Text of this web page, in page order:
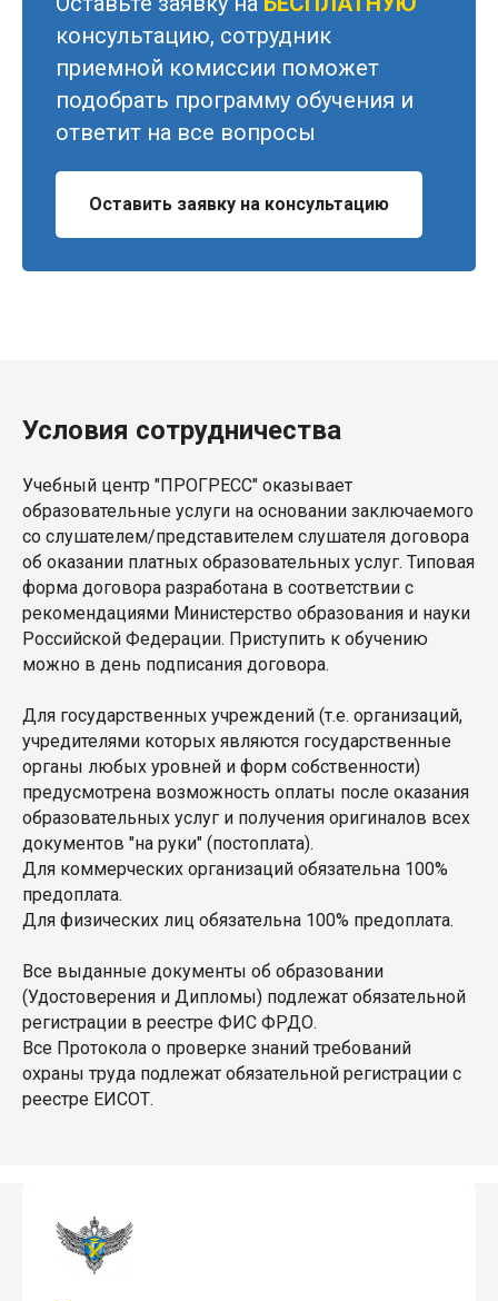
консультацию, сотрудник
приемной комиссии поможет
подобрать программу обучения и
ответит на все вопросы
Оставить заявку на консультацию
Условия сотрудничества
Учебный центр "ПРОГРЕСС" оказывает
образовательные услуги на основании заключаемого
со слушателем/представителем слушателя договора
об оказании платных образовательных услуг. Типовая
форма договора разработана в соответствии с
рекомендациями Министерство образования и науки
Российской Федерации. Приступить к обучению
можно в день подписания договора.
Для государственных учреждений (т.е. организаций,
учредителями которых являются государственные
органы любых уровней и форм собственности)
предусмотрена возможность оплаты после оказания
образовательных услуг и получения оригиналов всех
документов "на руки" (постоплата).
Для коммерческих организаций обязательна 100%
предоплата.
Для физических лиц обязательна 100% предоплата.
Все выданные документы об образовании
(Удостоверения и Дипломы) подлежат обязательной
регистрации в реестре ФИС ФРДО.
Все Протокола о проверке знаний требований
охраны труда подлежат обязательной регистрации с
реестре ЕИСОТ.